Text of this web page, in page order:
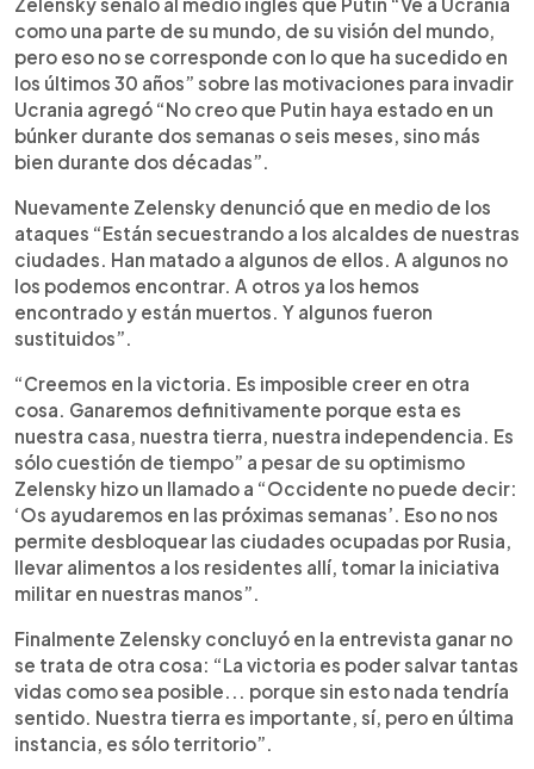
como una parte de su mundo, de su visión del mundo,
pero eso no se corresponde con lo que ha sucedido en
los últimos 30 años” sobre las motivaciones para invadir
Ucrania agregó “No creo que Putin haya estado en un
búnker durante dos semanas o seis meses, sino más
bien durante dos décadas”.
Nuevamente Zelensky denunció que en medio de los
ataques “Están secuestrando a los alcaldes de nuestras
ciudades. Han matado a algunos de ellos. A algunos no
los podemos encontrar. A otros ya los hemos
encontrado y están muertos. Y algunos fueron
sustituidos”.
“Creemos en la victoria. Es imposible creer en otra
cosa. Ganaremos definitivamente porque esta es
nuestra casa, nuestra tierra, nuestra independencia. Es
sólo cuestión de tiempo” a pesar de su optimismo
Zelensky hizo un llamado a “Occidente no puede decir:
‘Os ayudaremos en las próximas semanas’. Eso no nos
permite desbloquear las ciudades ocupadas por Rusia,
llevar alimentos a los residentes allí, tomar la iniciativa
militar en nuestras manos”.
Finalmente Zelensky concluyó en la entrevista ganar no
se trata de otra cosa: “La victoria es poder salvar tantas
vidas como sea posible... porque sin esto nada tendría
sentido. Nuestra tierra es importante, sí, pero en última
instancia, es sólo territorio”.